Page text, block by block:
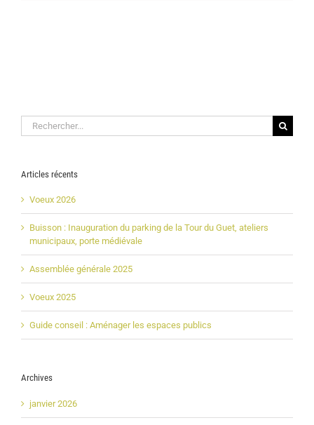
Rechercher:
Articles récents
Voeux 2026
Buisson : Inauguration du parking de la Tour du Guet, ateliers
municipaux, porte médiévale
Assemblée générale 2025
Voeux 2025
Guide conseil : Aménager les espaces publics
Archives
janvier 2026